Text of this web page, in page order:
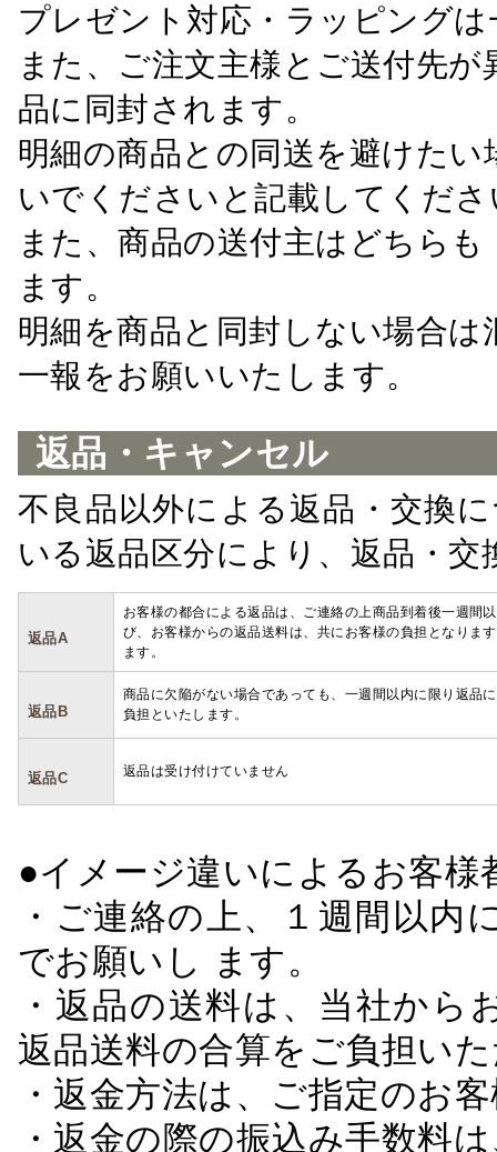
プレゼント対応・ラッピング
また、ご注文主様とご送付先
品に同封されます。
明細の商品との同送を避けた
いでくださいと記載してくださ
また、商品の送付主はどちら
ます。
明細を商品と同封しない場合
一報をお願いいたします。
返品・キャンセル
不良品以外による返品・交換
いる返品区分により、返品・
返品A
お客様の都合による返品は、ご連絡の上商品到着後一週間
び、お客様からの返品送料は、共にお客様の負担となりま
ます。
返品B
商品に欠陥がない場合であっても、一週間以内に限り返品
負担といたします。
返品C 返品は受け付けていません
●イメージ違いによるお客
・ご連絡の上、１週間以
でお願いし ます。
・返品の送料は、当社か
返品送料の合算をご負担い
・返金方法は、ご指定のお
・返金の際の振込み手数料